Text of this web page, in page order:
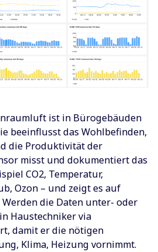
ist in Bürogebäuden
beeinflusst das Wohlbefinden,
die Produktivität der
misst und dokumentiert das
CO2, Temperatur,
Ozon – und zeigt es auf
die Daten unter- oder
Haustechniker via
damit er die nötigen
Klima, Heizung vornimmt.